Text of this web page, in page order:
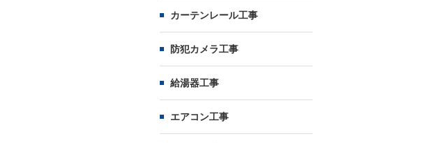
カーテンレール工事
防犯カメラ工事
給湯器工事
エアコン工事